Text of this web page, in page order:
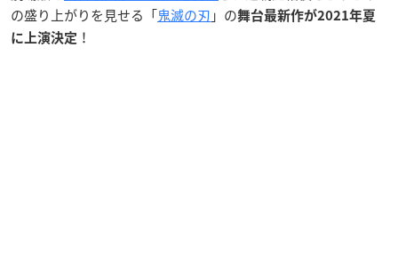
の盛り上がりを見せる「鬼滅の刃 」の舞台最新作が2021年夏
に上演決定 ！